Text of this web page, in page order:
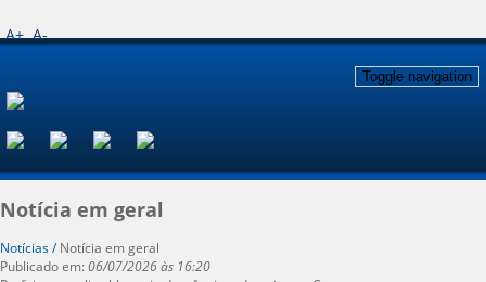
A+ A-
Toggle navigation
Notícia em geral
Notícias /Notícia em geral
Publicado em:06/07/2026 às 16:20